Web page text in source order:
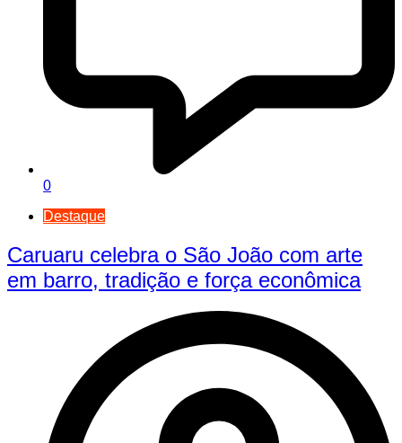
0
Destaque
Caruaru celebra o São João com arte
em barro, tradição e força econômica